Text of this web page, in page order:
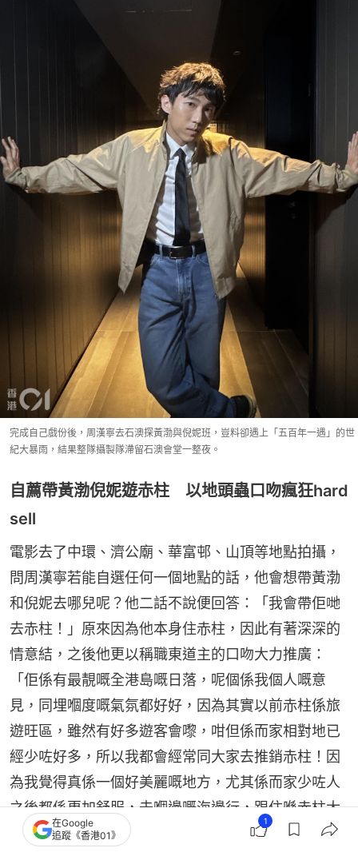
完成自己戲份後，周漢寧去石澳探黃渤與倪妮班，豈料卻遇上「五百年一遇」的世
紀大暴雨，結果整隊攝製隊滯留石澳會堂一整夜。
自薦帶黃渤倪妮遊赤柱 以地頭蟲口吻瘋狂hard
sell
電影去了中環、濟公廟、華富邨、山頂等地點拍攝，
問周漢寧若能自選任何一個地點的話，他會想帶黃渤
和倪妮去哪兒呢？他二話不說便回答：「我會帶佢哋
去赤柱！」原來因為他本身住赤柱，因此有著深深的
情意結，之後他更以稱職東道主的口吻大力推廣：
「佢係有最靚嘅全港島嘅日落，呢個係我個人嘅意
見，同埋嗰度嘅氣氛都好好，因為其實以前赤柱係旅
遊旺區，雖然有好多遊客會嚟，咁但係而家相對地已
經少咗好多，所以我都會經常同大家去推銷赤柱！因
為我覺得真係一個好美麗嘅地方，尤其係而家少咗人
之後都係更加舒服，去嗰邊嘅海邊行，跟住喺赤柱大
街行下，仲有美利樓……」一字一句，都讓人切切實
在Google
追蹤《香港01》
1